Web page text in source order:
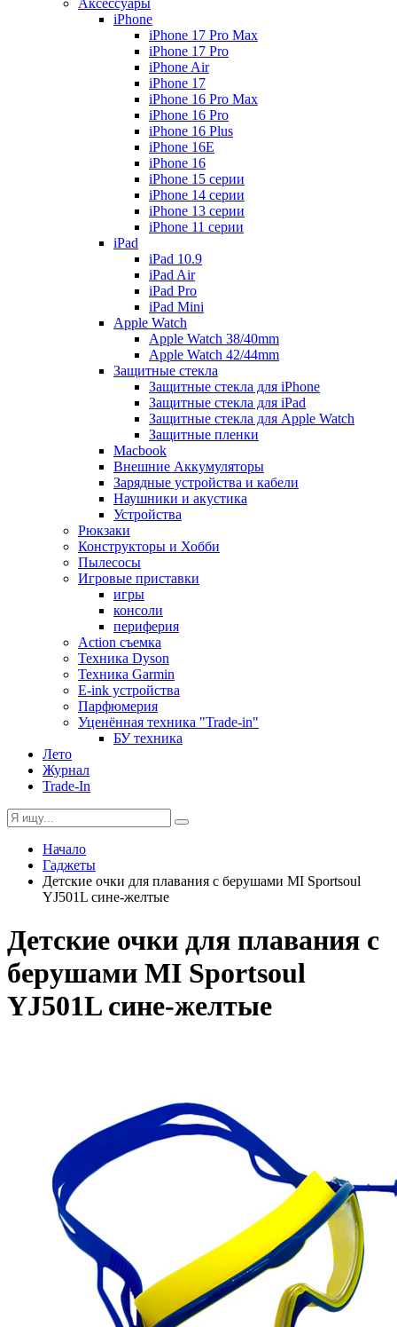
Аксессуары
iPhone
iPhone 17 Pro Max
iPhone 17 Pro
iPhone Air
iPhone 17
iPhone 16 Pro Max
iPhone 16 Pro
iPhone 16 Plus
iPhone 16E
iPhone 16
iPhone 15 серии
iPhone 14 серии
iPhone 13 серии
iPhone 11 серии
iPad
iPad 10.9
iPad Air
iPad Pro
iPad Mini
Apple Watch
Apple Watch 38/40mm
Apple Watch 42/44mm
Защитные стекла
Защитные стекла для iPhone
Защитные стекла для iPad
Защитные стекла для Apple Watch
Защитные пленки
Macbook
Внешние Аккумуляторы
Зарядные устройства и кабели
Наушники и акустика
Устройства
Рюкзаки
Конструкторы и Хобби
Пылесосы
Игровые приставки
игры
консоли
периферия
Action съемка
Техника Dyson
Техника Garmin
E-ink устройства
Парфюмерия
Уценённая техника "Trade-in"
БУ техника
Лето
Журнал
Trade-In
Начало
Гаджеты
Детские очки для плавания с берушами MI Sportsoul
YJ501L сине-желтые
Детские очки для плавания с
берушами MI Sportsoul
YJ501L сине-желтые